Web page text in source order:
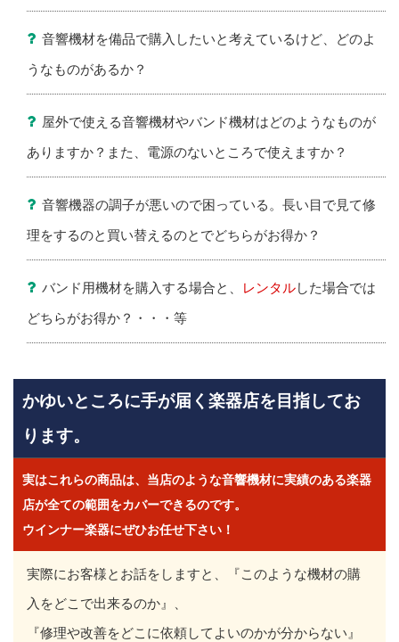
音響機材を備品で購入したいと考えているけど、どのよ
うなものがあるか？
屋外で使える音響機材やバンド機材はどのようなものが
ありますか？また、電源のないところで使えますか？
音響機器の調子が悪いので困っている。長い目で見て修
理をするのと買い替えるのとでどちらがお得か？
バンド用機材を購入する場合と、 レンタルした場合では
どちらがお得か？・・・等
かゆいところに手が届く楽器店を目指してお
ります。
実はこれらの商品は、当店のような音響機材に実績のある楽器
店が全ての範囲をカバーできるのです。
ウインナー楽器にぜひお任せ下さい！
実際にお客様とお話をしますと、『このような機材の購
入をどこで出来るのか』、
『修理や改善をどこに依頼してよいのかが分からない』